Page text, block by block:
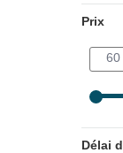
Prix
Délai